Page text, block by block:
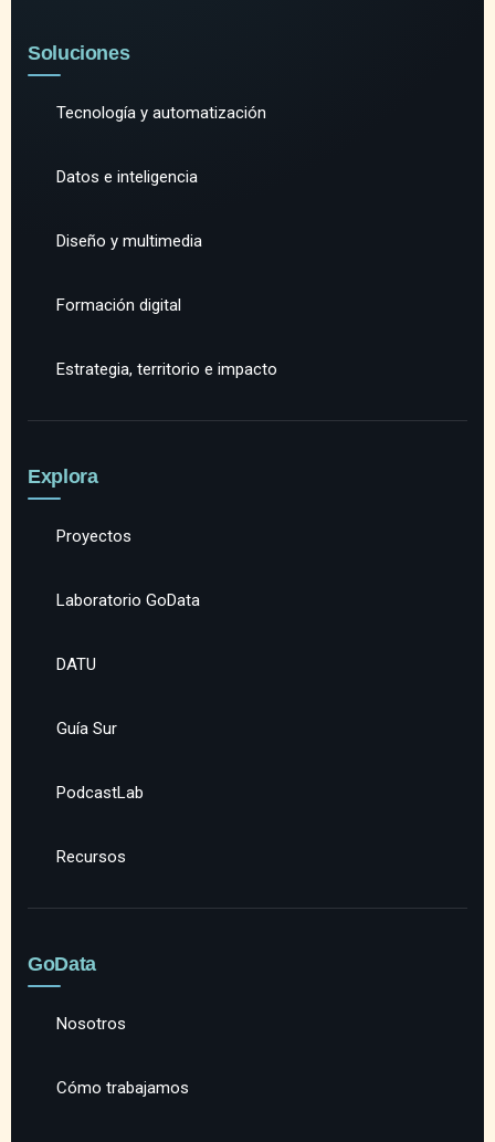
Soluciones
Tecnología y automatización
Datos e inteligencia
Diseño y multimedia
Formación digital
Estrategia, territorio e impacto
Explora
Proyectos
Laboratorio GoData
DATU
Guía Sur
PodcastLab
Recursos
GoData
Nosotros
Cómo trabajamos